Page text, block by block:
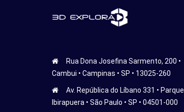
Rua Dona Josefina Sarmento, 200 •
Cambui • Campinas • SP • 13025-260
Av. República do Líbano 331 • Parque
Ibirapuera • São Paulo • SP • 04501-000